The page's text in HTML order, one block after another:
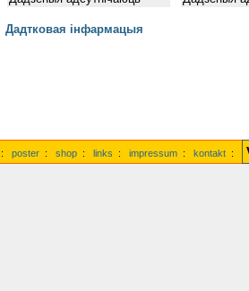
Дадтковая інфармацыя
: poster : shop : links : impressum : kontakt :